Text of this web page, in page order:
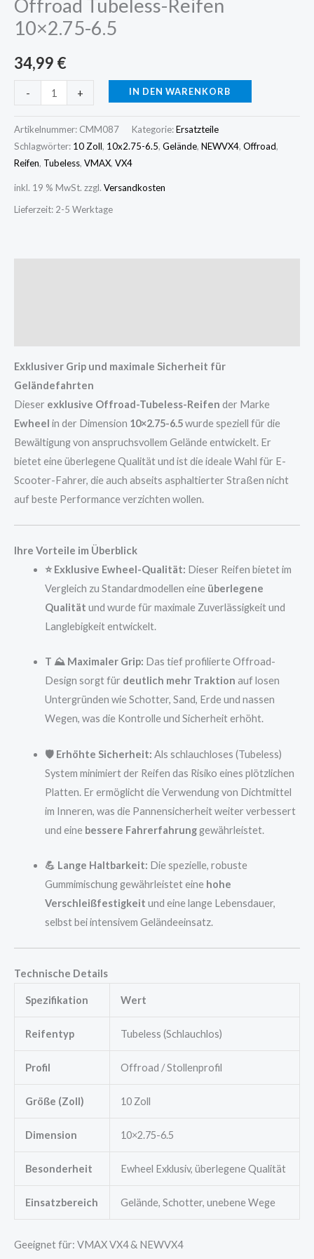
Offroad Tubeless-Reifen
10×2.75-6.5
34,99 €
- + IN DEN WARENKORB
Artikelnummer: CMM087 Kategorie:Ersatzteile
Schlagwörter: 10 Zoll, 10x2.75-6.5, Gelände, NEWVX4, Offroad,
Reifen, Tubeless, VMAX, VX4
inkl. 19 % MwSt. zzgl. Versandkosten
Lieferzeit: 2-5 Werktage
Exklusiver Grip und maximale Sicherheit für
Geländefahrten
Dieser exklusive Offroad-Tubeless-Reifen der Marke
Ewheel in der Dimension 10×2.75-6.5wurde speziell für die
Bewältigung von anspruchsvollem Gelände entwickelt. Er
bietet eine überlegene Qualität und ist die ideale Wahl für E-
Scooter-Fahrer, die auch abseits asphaltierter Straßen nicht
auf beste Performance verzichten wollen.
Ihre Vorteile im Überblick
⭐ Exklusive Ewheel-Qualität: Dieser Reifen bietet im
Vergleich zu Standardmodellen eine überlegene
Qualität und wurde für maximale Zuverlässigkeit und
Langlebigkeit entwickelt.
T ⛰️ Maximaler Grip: Das tief profilierte Offroad-
Design sorgt für deutlich mehr Traktion auf losen
Untergründen wie Schotter, Sand, Erde und nassen
Wegen, was die Kontrolle und Sicherheit erhöht.
🛡️ Erhöhte Sicherheit: Als schlauchloses (Tubeless)
System minimiert der Reifen das Risiko eines plötzlichen
Platten. Er ermöglicht die Verwendung von Dichtmittel
im Inneren, was die Pannensicherheit weiter verbessert
und eine bessere Fahrerfahrunggewährleistet.
💪 Lange Haltbarkeit: Die spezielle, robuste
Gummimischung gewährleistet eine hohe
Verschleißfestigkeit und eine lange Lebensdauer,
selbst bei intensivem Geländeeinsatz.
Technische Details
Spezifikation Wert
Reifentyp Tubeless (Schlauchlos)
Profil Offroad / Stollenprofil
Größe (Zoll) 10 Zoll
Dimension 10×2.75-6.5
Besonderheit Ewheel Exklusiv, überlegene Qualität
Einsatzbereich Gelände, Schotter, unebene Wege
Geeignet für: VMAX VX4 & NEWVX4